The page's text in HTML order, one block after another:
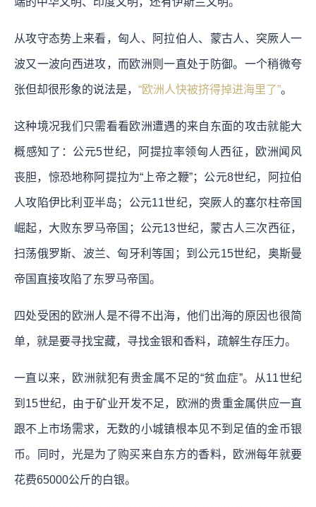
从攻守态势上来看，匈人、阿拉伯人、蒙古人、突厥人一
波又一波向西进攻，而欧洲则一直处于防御。一个稍微夸
张但却很形象的说法是， “欧洲人快被挤得掉进海里了”。
这种境况我们只需看看欧洲遭遇的来自东面的攻击就能大
概感知了：公元5世纪，阿提拉率领匈人西征，欧洲闻风
丧胆，惊恐地称阿提拉为“上帝之鞭”；公元8世纪，阿拉伯
人攻陷伊比利亚半岛；公元11世纪，突厥人的塞尔柱帝国
崛起，大败东罗马帝国；公元13世纪，蒙古人三次西征，
扫荡俄罗斯、波兰、匈牙利等国；到公元15世纪，奥斯曼
帝国直接攻陷了东罗马帝国。
四处受困的欧洲人是不得不出海，他们出海的原因也很简
单，就是要寻找宝藏，寻找金银和香料，疏解生存压力。
一直以来，欧洲就犯有贵金属不足的“贫血症”。从11世纪
到15世纪，由于矿业开发不足，欧洲的贵重金属供应一直
跟不上市场需求，无数的小城镇根本见不到足值的金币银
币。同时，光是为了购买来自东方的香料，欧洲每年就要
花费65000公斤的白银。